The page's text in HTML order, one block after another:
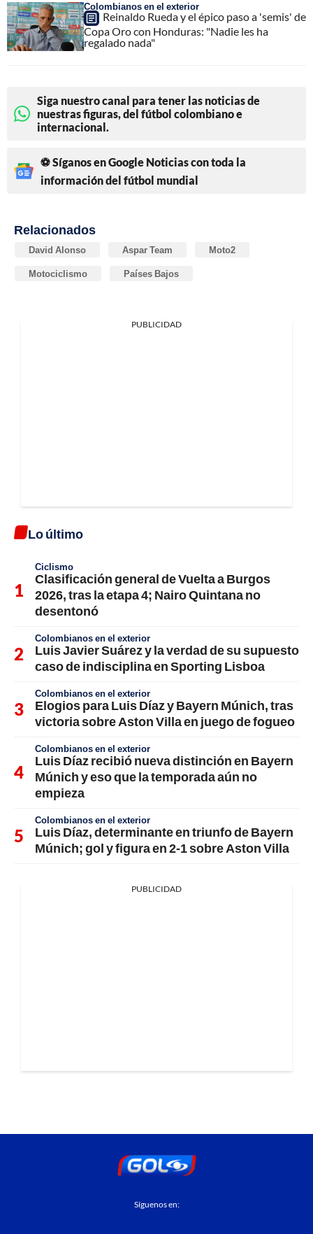
Colombianos en el exterior
Reinaldo Rueda y el épico paso a 'semis' de
Copa Oro con Honduras: "Nadie les ha
regalado nada"
Siga nuestro canal para tener las noticias de
nuestras figuras, del fútbol colombiano e
internacional.
⚽ Síganos en Google Noticias con toda la
información del fútbol mundial
Relacionados
David Alonso Aspar Team Moto2
Motociclismo Países Bajos
PUBLICIDAD
Lo último
Ciclismo
Clasificación general de Vuelta a Burgos
2026, tras la etapa 4; Nairo Quintana no
desentonó
Colombianos en el exterior
Luis Javier Suárez y la verdad de su supuesto
caso de indisciplina en Sporting Lisboa
Colombianos en el exterior
Elogios para Luis Díaz y Bayern Múnich, tras
victoria sobre Aston Villa en juego de fogueo
Colombianos en el exterior
Luis Díaz recibió nueva distinción en Bayern
Múnich y eso que la temporada aún no
empieza
Colombianos en el exterior
Luis Díaz, determinante en triunfo de Bayern
Múnich; gol y figura en 2-1 sobre Aston Villa
PUBLICIDAD
Síguenos en: